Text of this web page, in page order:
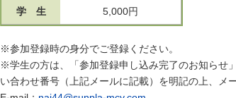
学 生 5,000円
※参加登録時の身分でご登録ください。
※学生の方は、「参加登録申し込み完了のお知らせ
い合わせ番号（上記メールに記載）を明記の上、メ